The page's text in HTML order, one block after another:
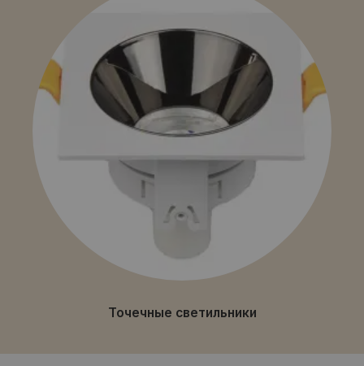
Точечные светильники